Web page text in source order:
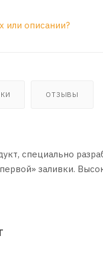
или описании?
ОТЗЫВЫ
специально
заливки.